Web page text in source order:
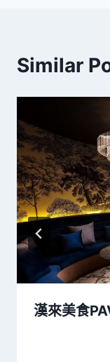
Similar
漢來美食